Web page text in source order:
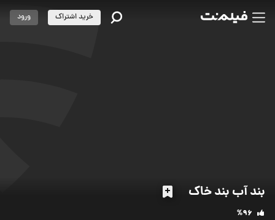
بند آب بند خاک
%96
خرید اشتراک ورود